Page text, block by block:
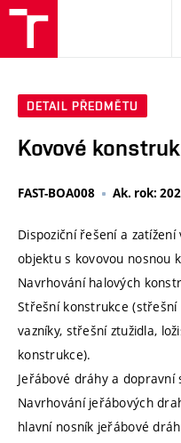
DETAIL PŘEDMĚTU
Kovové
FAST-BOA008 Ak. rok:
Dispoziční řešení a
objektu s kovovou nosnou
Navrhování halových
Střešní konstrukce (střešní
vazníky, střešní ztužidla,
konstrukce).
Jeřábové dráhy a
Navrhování jeřábových
hlavní nosník jeřábové